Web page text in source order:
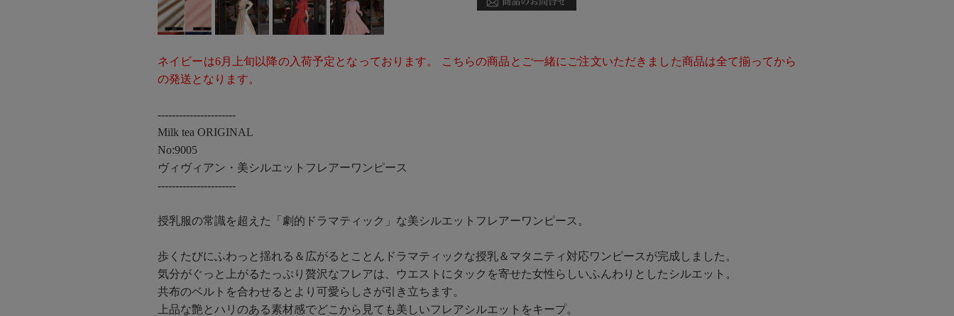
ネイビーは6月上旬以降の入荷予定となっております。 こちらの商品とご一緒にご注文いただきました商品は全て揃ってから
の発送となります。
----------------------
Milk tea ORIGINAL
No:9005
ヴィヴィアン・美シルエットフレアーワンピース
----------------------
授乳服の常識を超えた「劇的ドラマティック」な美シルエットフレアーワンピース。
歩くたびにふわっと揺れる＆広がるとことんドラマティックな授乳＆マタニティ対応ワンピースが完成しました。
気分がぐっと上がるたっぷり贅沢なフレアは、ウエストにタックを寄せた女性らしいふんわりとしたシルエット。
共布のベルトを合わせるとより可愛らしさが引き立ちます。
上品な艶とハリのある素材感でどこから見ても美しいフレアシルエットをキープ。